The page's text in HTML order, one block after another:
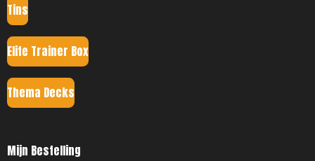
Tins
Elite Trainer Box
Thema Decks
Mijn Bestelling